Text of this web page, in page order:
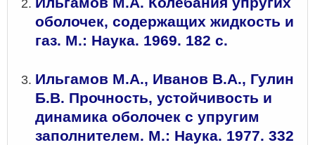
оболочек, содержащих жидкость и
газ. М.: Наука. 1969. 182 с.
Ильгамов М.А., Иванов В.А., Гулин
Б.В. Прочность, устойчивость и
динамика оболочек с упругим
заполнителем. М.: Наука. 1977. 332